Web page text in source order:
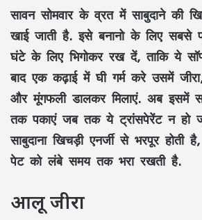
सावन सोमवार के व्रत में साबुदाने की
खाई जाती है. इसे बनानो के लिए सबसे
घंटे के लिए भिगोकर रख दें, ताकि ये
बाद एक कढ़ाई में घी गर्म करे उसमें
और मूंगफली डालकर मिलाएं. अब इसमें
तक पकाएं जब तक ये ट्रांसपेरेंट न हो
साबुदाना खिचड़ी एनर्जी से भरपूर होती
पेट को लंबे समय तक भरा रखती है.
आलू जीरा